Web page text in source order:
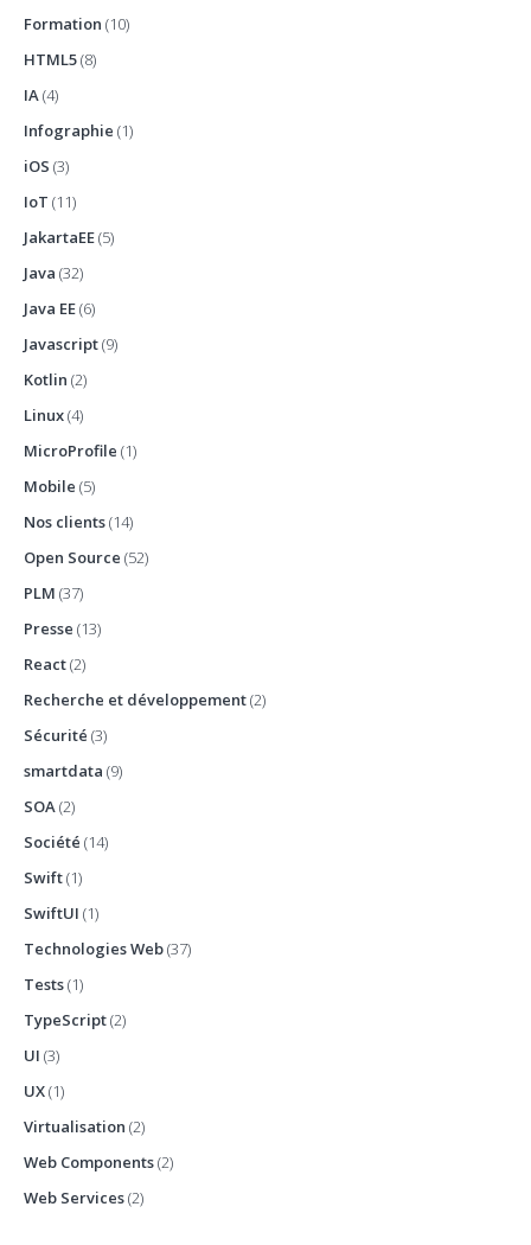
Formation (10)
HTML5(8)
IA(4)
Infographie (1)
iOS (3)
IoT (11)
JakartaEE(5)
Java (32)
Java EE(6)
Javascript(9)
Kotlin (2)
Linux(4)
MicroProfile (1)
Mobile (5)
Nos clients(14)
Open Source (52)
PLM (37)
Presse (13)
React(2)
Recherche et développement(2)
Sécurité (3)
smartdata (9)
SOA(2)
Société (14)
Swift(1)
SwiftUI (1)
Technologies Web(37)
Tests(1)
TypeScript(2)
UI (3)
UX(1)
Virtualisation (2)
Web Components(2)
Web Services(2)